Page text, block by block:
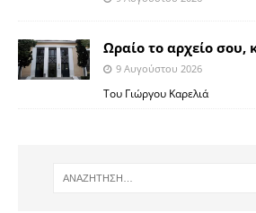
Ωραίο το αρχείο σου,
9 Αυγούστου 2026
Του Γιώργου Καρελιά